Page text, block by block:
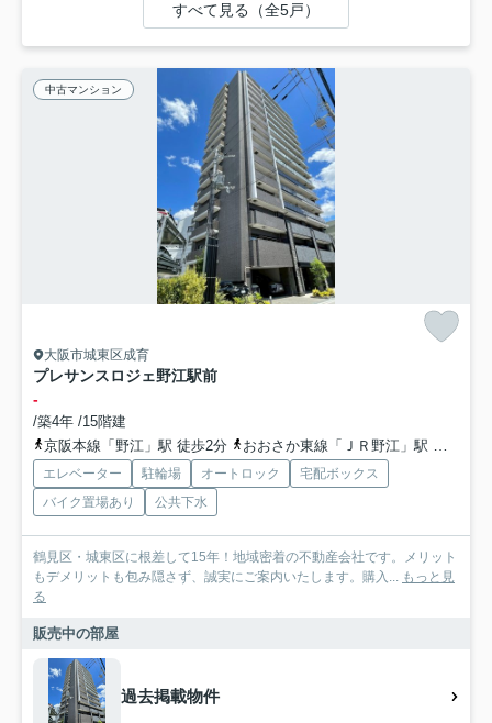
すべて見る（全5戸）
中古マンション
大阪市城東区成育
プレサンスロジェ野江駅前
-
/築4年 /15階建
京阪本線「野江」駅 徒歩2分
おおさか東線「ＪＲ野江」駅 徒歩2分
エレベーター 駐輪場 オートロック
宅配ボックス
バイク置場あり
公共下水
鶴見区・城東区に根差して15年！地域密着の不動産会社です。メリット
もデメリットも包み隠さず、誠実にご案内いたします。購入... もっと見
る
販売中の部屋
過去掲載物件